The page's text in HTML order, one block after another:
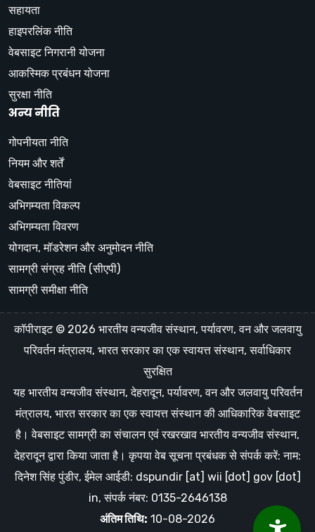
सहायता
हाइपरलिंक नीति
वेबसाइट निगरानी योजना
आकस्मिक प्रबंधन योजना
सुरक्षा नीति
अन्य नीति
गोपनीयता नीति
नियम और शर्तें
वेबसाइट नीतियां
अभिगम्यता विकल्प
अभिगम्यता विवरण
योगदान, मॉडरेशन और अनुमोदन नीति
सामग्री संग्रह नीति (सीएपी)
सामग्री समीक्षा नीति
कॉपीराइट © 2026 भारतीय वन्यजीव संस्थान, पर्यावरण, वन और जलवायु
परिवर्तन मंत्रालय, भारत सरकार का एक स्वायत्त संस्थान, सर्वाधिकार
सुरक्षित
यह भारतीय वन्यजीव संस्थान, देहरादून, पर्यावरण, वन और जलवायु परिवर्तन
मंत्रालय, भारत सरकार का एक स्वायत्त संस्थान की आधिकारिक वेबसाइट
है। वेबसाइट सामग्री का संचालन एवं रखरखाव भारतीय वन्यजीव संस्थान,
देहरादून द्वारा किया जाता है। कृपया वेब सूचना प्रबंधक से संपर्क करें: नाम:
दिनेश सिंह पुंडीर, ईमेल आईडी: dspundir [at] wii [dot] gov [dot]
in, संपर्क नंबर: 0135-2646138
अंतिम तिथि: 10-08-2026